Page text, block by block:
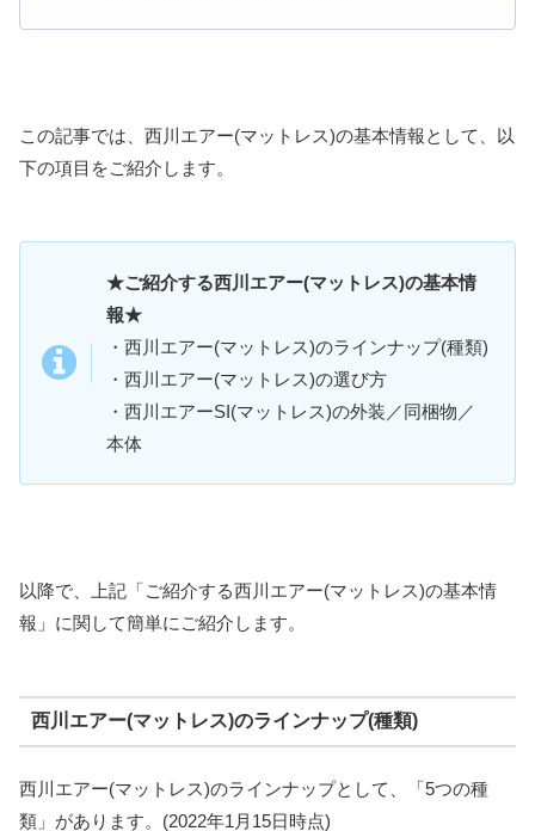
この記事では、西川エアー(マットレス)の基本情報として、以
下の項目をご紹介します。
★ご紹介する西川エアー(マットレス)の基本情
報★
・西川エアー(マットレス)のラインナップ(種類)
・西川エアー(マットレス)の選び方
・西川エアーSI(マットレス)の外装／同梱物／
本体
以降で、上記「ご紹介する西川エアー(マットレス)の基本情
報」に関して簡単にご紹介します。
西川エアー(マットレス)のラインナップ(種類)
西川エアー(マットレス)のラインナップとして、「5つの種
類」があります。(2022年1月15日時点)